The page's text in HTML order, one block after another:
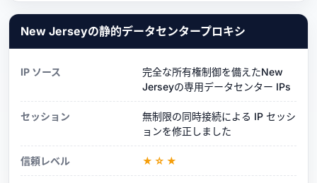
New Jerseyの静的データセンタープロキシ
IP ソース
完全な所有権制御を備えたNew
Jerseyの専用データセンター IPs
セッション
無制限の同時接続による IP セッシ
ョンを修正しました
信頼レベル ★☆★